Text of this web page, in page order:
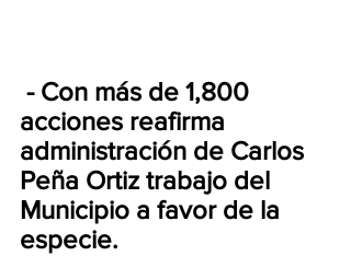
acciones reafirma
administración de Carlos
Peña Ortiz trabajo del
Municipio a favor de la
especie.